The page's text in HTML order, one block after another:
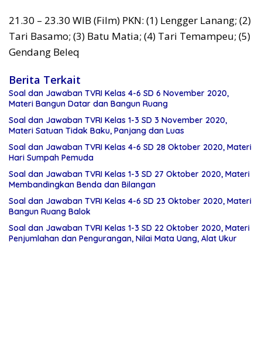
21.30 – 23.30 WIB (Film) PKN: (1) Lengger Lanang; (2)
Tari Basamo; (3) Batu Matia; (4) Tari Temampeu; (5)
Gendang Beleq
Berita Terkait
Soal dan Jawaban TVRI Kelas 4-6 SD 6 November 2020,
Materi Bangun Datar dan Bangun Ruang
Soal dan Jawaban TVRI Kelas 1-3 SD 3 November 2020,
Materi Satuan Tidak Baku, Panjang dan Luas
Soal dan Jawaban TVRI Kelas 4-6 SD 28 Oktober 2020, Materi
Hari Sumpah Pemuda
Soal dan Jawaban TVRI Kelas 1-3 SD 27 Oktober 2020, Materi
Membandingkan Benda dan Bilangan
Soal dan Jawaban TVRI Kelas 4-6 SD 23 Oktober 2020, Materi
Bangun Ruang Balok
Soal dan Jawaban TVRI Kelas 1-3 SD 22 Oktober 2020, Materi
Penjumlahan dan Pengurangan, Nilai Mata Uang, Alat Ukur